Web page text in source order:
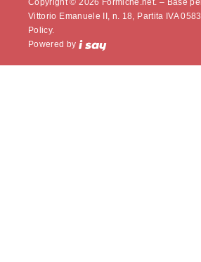
Copyright © 2026 Formiche.net. – Base
Vittorio Emanuele II, n. 18, Partita IVA
Policy.
Powered by